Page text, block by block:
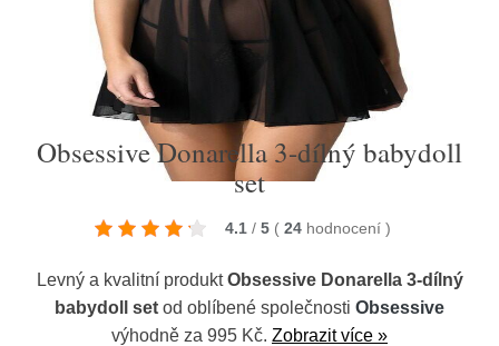
Obsessive Donarella 3-dílný babydoll
set
4.1 / 5 ( 24 hodnocení )
Levný a kvalitní produktObsessive Donarella 3-dílný
babydoll set od oblíbené společnosti Obsessive
výhodně za 995 Kč. Zobrazit více »